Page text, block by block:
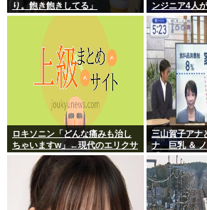
り。飽き飽きしてる」
ンジニア4人
を離脱 遅れ
苦しく 株価
ロキソニン「どんな痛みも治し
ちゃいますw」←現代のエリクサ
ーやろ…
三山賀子アナ
ナ 巨乳 ＆ ノ
【GIF動画あり